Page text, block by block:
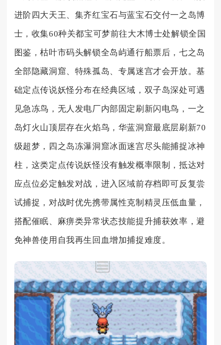
进阶四大天王、集齐红宝石与蓝宝石交付一之岛博
士，收集60种关都宝可梦前往大木博士处解锁全国
图鉴，枯叶市码头解锁全岛屿通行船票后，七之岛
全部隐藏洞窟、特殊孤岛、专属迷宫才会开放。基
础定点传说妖怪分布在经典区域，双子岛深处可遇
见急冻鸟，无人发电厂内部固定刷新闪电鸟，一之
岛灯火山顶层存在火焰鸟，华蓝洞窟最底层刷新70
级超梦，四之岛冻瀑洞窟冰面迷宫尽头能捕捉冰神
柱，这类定点传说妖怪没有触发概率限制，抵达对
应点位必定触发对战，进入区域前存档即可反复尝
试捕捉，对战时优先携带属性克制精灵压低血量，
搭配催眠、麻痹类异常状态技能提升捕获效率，避
免神兽使用自我再生回血增加捕捉难度。